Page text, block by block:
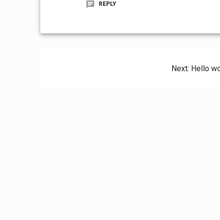
REPLY
Beitragsnavigation
Next: Next
Hello